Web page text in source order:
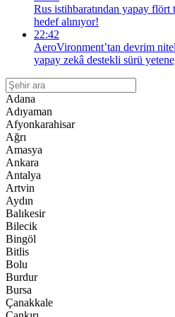
Rus istihbaratından yapay flört
hedef alınıyor!
22:42
AeroVironment’tan devrim
yapay zekâ destekli sürü
Adana
Adıyaman
Afyonkarahisar
Ağrı
Amasya
Ankara
Antalya
Artvin
Aydın
Balıkesir
Bilecik
Bingöl
Bitlis
Bolu
Burdur
Bursa
Çanakkale